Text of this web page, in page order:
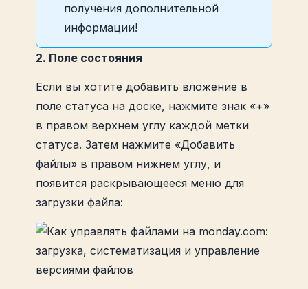
получения дополнительной
информации!
2. Поле состояния
Если вы хотите добавить вложение в
поле статуса на доске, нажмите знак «+»
в правом верхнем углу каждой метки
статуса. Затем нажмите «Добавить
файлы» в правом нижнем углу, и
появится раскрывающееся меню для
загрузки файла: